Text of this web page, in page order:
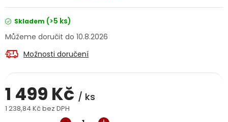
Velkoobchodní spolupráce (B2B)
Servis nářadí Hodnocení obchodu
Doprava a platba Váš zákaznický účet Kontakt
Skladem (>5 ks)
10.8.2026
Možnosti doručení
1 499 Kč / ks
1 238,84 Kč bez DPH